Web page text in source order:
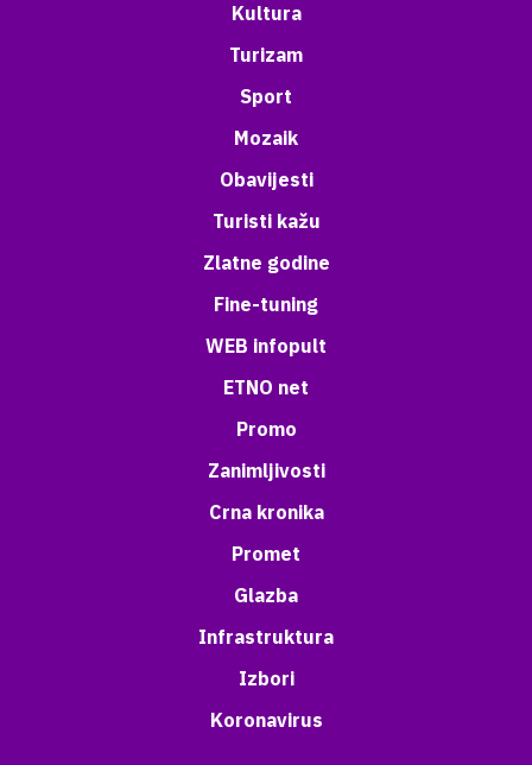
Kultura
Turizam
Sport
Mozaik
Obavijesti
Turisti kažu
Zlatne godine
Fine-tuning
WEB infopult
ETNO net
Promo
Zanimljivosti
Crna kronika
Promet
Glazba
Infrastruktura
Izbori
Koronavirus